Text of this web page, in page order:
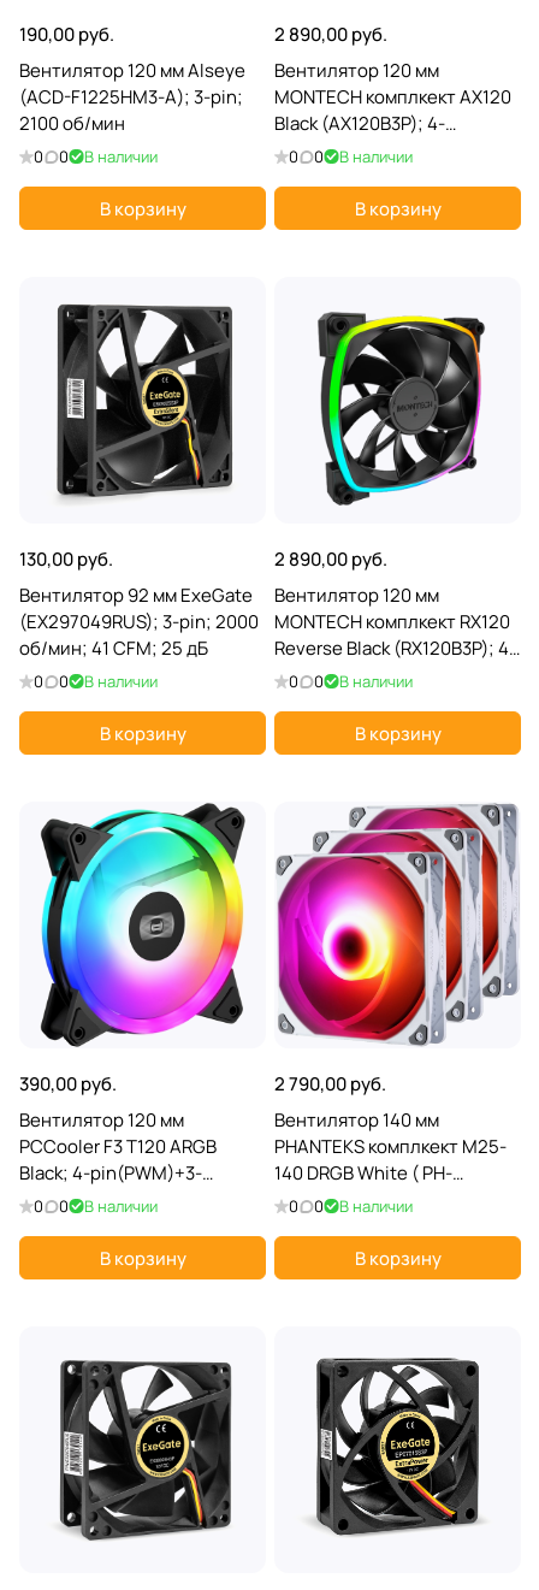
190,00 руб.
Вентилятор 120 мм Alseye
(ACD-F1225HM3-A); 3-pin;
2100 об/мин
0 0 В наличии
В корзину
2 890,00 руб.
Вентилятор 120 мм
MONTECH комплкект AX120
Black (AX120B3P); 4-
pin(PWM)+3-pin(ARGB);
27 дБ; подсветка
0 0 В наличии
В корзину
130,00 руб.
Вентилятор 92 мм ExeGate
(EX297049RUS); 3-pin; 2000
об/мин; 41 CFM; 25 дБ
0 0 В наличии
В корзину
2 890,00 руб.
Вентилятор 120 мм
MONTECH комплкект RX120
Reverse Black (RX120B3P); 4-
pin(PWM)+3-pin(ARGB);
27 дБ; подсветка
0 0 В наличии
В корзину
390,00 руб.
Вентилятор 120 мм
PCCooler F3 T120 ARGB
Black; 4-pin(PWM)+3-
pin(ARGB); 500-1800 об/
плакстик; подсветка
0 0 В наличии
В корзину
2 790,00 руб.
Вентилятор 140 мм
PHANTEKS комплкект M25-
140 DRGB White ( PH-
0 0 В наличии
В корзину